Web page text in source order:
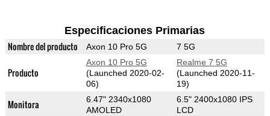
Especificaciones Primarias
Nombre del producto Axon 10 Pro 5G 7 5G
Producto
Axon 10 Pro 5G
(Launched 2020-02-
06)
Realme 7 5G
(Launched 2020-11-
19)
Monitora
6.47" 2340x1080
AMOLED
6.5" 2400x1080 IPS
LCD